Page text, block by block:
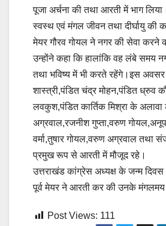
पूजा अर्चना की तथा आरती में भाग
स्वस्थ एवं मंगल जीवन तथा दीर्घायु की
मेयर गौरव गोयल ने नगर की सेवा करने
उन्होंने कहा कि हालांकि वह लंबे समय
तथा भविष्य में भी करते रहेंगे।इस
शास्त्री,पंडित चंद्र मोहन,पंडित ध्रुव
लवकुश,पंडित कार्तिक मिश्रा के अलावा
अग्रवाल,रजनीश गुप्ता,वरुण
वर्मा,तुषार गोयल,वरुण अग्रवाल तथा
प्रमुख रूप से आरती में मौजूद रहे।
उत्तराखंड कांग्रेस अध्यक्ष के जन्म दिवस
पूर्व मेयर ने आरती कर की उनके मंगलमय
Post Views: 111